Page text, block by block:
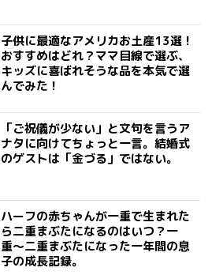
子供に最適なアメリカお土産13選！
おすすめはどれ？ママ目線で選ぶ、
キッズに喜ばれそうな品を本気で選
んでみた！
「ご祝儀が少ない」と文句を言うア
ナタに向けてちょっと一言。結婚式
のゲストは「金づる」ではない。
ハーフの赤ちゃんが一重で生まれた
ら二重まぶたになるのはいつ？一
重〜二重まぶたになった一年間の息
子の成長記録。